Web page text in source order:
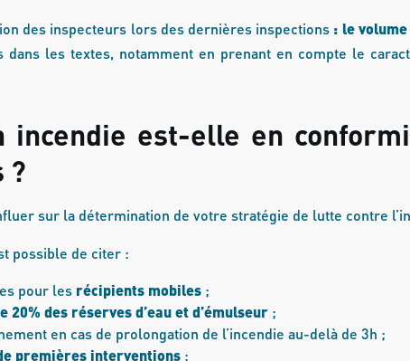
des inspecteurs lors des dernières inspections : le
dans les textes, notamment en prenant en compte le
incendie est-elle en
?
sur la détermination de votre stratégie de lutte contre
possible de citer :
pour les récipients mobiles ;
20% des réserves d’eau et d’émulseur ;
en cas de prolongation de l’incendie au-delà de 3h ;
premières interventions ;